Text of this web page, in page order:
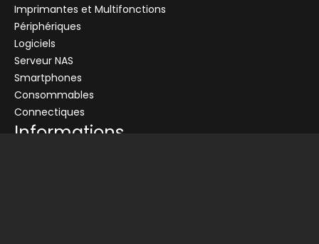
Connectez-vous pour voir les informations de ce produit
CENTRALE+
Imprimantes et Multifonctions
Périphériques
Logiciels
Serveur NAS
Smartphones
Consommables
Connectiques
Informations